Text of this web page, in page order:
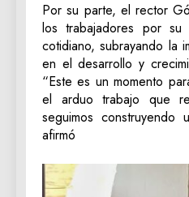
Por su parte, el rector
los trabajadores por
cotidiano, subrayando la
en el desarrollo y
“Este es un momento
el arduo trabajo que
seguimos construyendo
afirmó